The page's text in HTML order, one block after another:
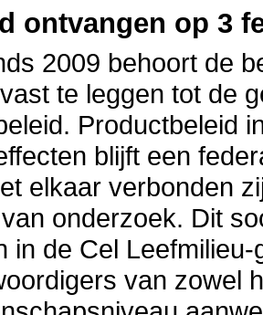
ontvangen op 3
2009 behoort de
te leggen tot de
Productbeleid
blijft een
elkaar verbonden
onderzoek. Dit
in de Cel
van zowel